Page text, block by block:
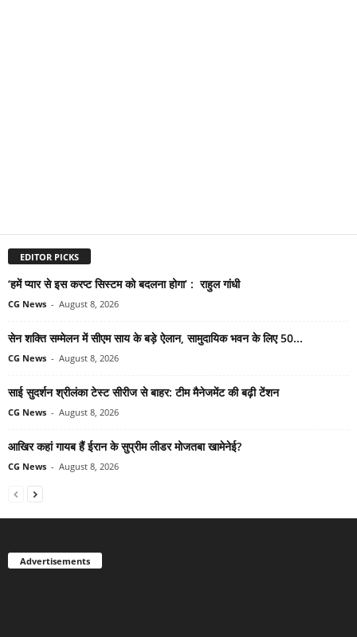
EDITOR PICKS
‘हमें प्यार से इस करप्ट सिस्टम को बदलना होगा’ : राहुल गांधी
CG News - August 8, 2026
सेन शक्ति सम्मेलन में सीएम साय के बड़े ऐलान, सामुदायिक भवन के लिए 50...
CG News - August 8, 2026
साई सुदर्शन श्रीलंका टेस्ट सीरीज से बाहर: टीम मैनेजमेंट की बढ़ी टेंशन
CG News - August 8, 2026
आखिर कहां गायब हैं ईरान के सुप्रीम लीडर मोजतबा खामेनेई?
CG News - August 8, 2026
Advertisements